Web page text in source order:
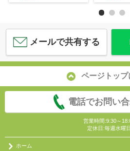
メールで共有する
ページトップ
電話でお問い
営業時間:9:30～
定休日:毎週水曜日
ホーム